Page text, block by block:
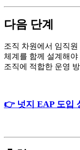
다음 단계
조직 차원에서 임직
체계를 함께 설계해야
조직에 적합한 운영
👉 넛지 EAP 도입